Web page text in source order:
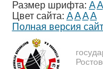
Размер шрифта: A A
Цвет сайта: A A A A
Полная версия